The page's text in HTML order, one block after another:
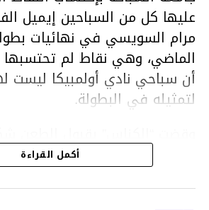
عليها كل من السباحين إيميل
مرام السويسي في نهائيات
الماضي، وهي نقاط لم تحتسبها
أن سباحي نادي أولمبيكا ليست
لتمثيله في البطولة.
ونقض القرار الصادر عن المكتب
إحتساب النقاط المسجلة من قبل
الفوزاعي ومرام وزينب
أكمل القراءة